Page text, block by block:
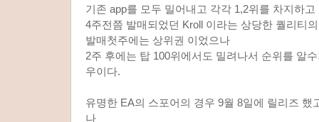
기존 app를 모두 밀어내고 각각 1,2위를 차지하고
4주전쯤 발매되었던 Kroll 이라는 상당한 퀄리티
발매첫주에는 상위권 이었으나
2주 후에는 탑 100위에서도 밀려나서 순위를 알
우이다.
유명한 EA의 스포어의 경우 9월 8일에 릴리즈 했
나